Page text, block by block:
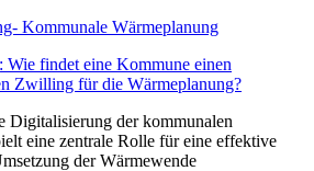
findet eine Kommune einen
Zwilling für die Wärmeplanung?
Digitalisierung der kommunalen
eine zentrale Rolle für eine effektive
der Wärmewende